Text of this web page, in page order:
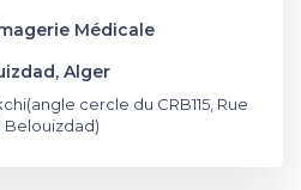
Médicale
Alger
cercle du CRB115, Rue
Belouizdad)